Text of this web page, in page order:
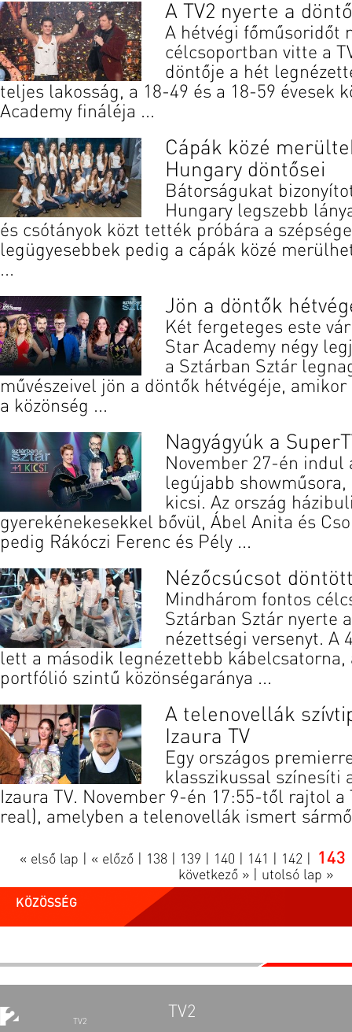
A TV2 nyerte a
A hétvégi főműsoridőt
célcsoportban vitte a
döntője a hét
teljes lakosság, a 18-49 és a 18-59 évesek
Academy fináléja ...
Cápák közé
Hungary döntősei
Bátorságukat
Hungary legszebb
és csótányok közt tették próbára a
legügyesebbek pedig a cápák közé
...
Jön a döntők
Két fergeteges este
Star Academy négy
a Sztárban Sztár
művészeivel jön a döntők hétvégéje,
a közönség ...
Nagyágyúk a
November 27-én indul
legújabb showműsora,
kicsi. Az ország
gyerekénekesekkel bővül, Ábel Anita és
pedig Rákóczi Ferenc és Pély ...
Nézőcsúcsot
Mindhárom fontos
Sztárban Sztár nyerte
nézettségi versenyt. A
lett a második legnézettebb kábelcsatorna,
portfólió szintű közönségaránya ...
A telenovellák
Izaura TV
Egy országos
klasszikussal színesíti
Izaura TV. November 9-én 17:55-től rajtol a
real), amelyben a telenovellák ismert
« első lap « előző| 138| 139 140 141 142 143
következő »| utolsó lap »
KÖZÖSSÉG
TV2
TV2